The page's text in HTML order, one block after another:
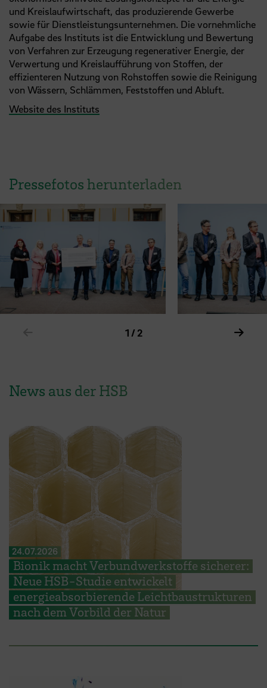
und Kreislaufwirtschaft, das produzierende Gewerbe
sowie für Dienstleistungsunternehmen. Die vornehmliche
Aufgabe des Instituts ist die Entwicklung und Bewertung
von Verfahren zur Erzeugung regenerativer Energie, der
Verwertung und Kreislaufführung von Stoffen, der
effizienteren Nutzung von Rohstoffen sowie die Reinigung
von Wässern, Schlämmen, Feststoffen und Abluft.
Website des Instituts
Pressefotos herunterladen
Zeige vorheriges Element im Karussell
1 / 2
News aus der HSB
24.07.2026
Bionik macht Verbundwerkstoffe sicherer:
Neue HSB-Studie entwickelt
energieabsorbierende Leichtbaustrukturen
nach dem Vorbild der Natur